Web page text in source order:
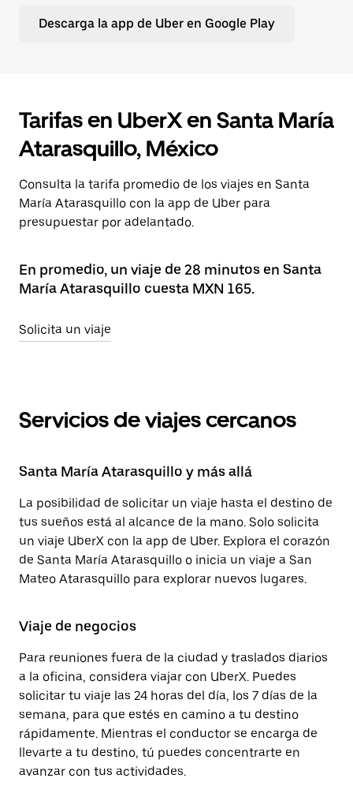
Descarga la app de Uber en Google Play
Tarifas en UberX en Santa María
Atarasquillo, México
Consulta la tarifa promedio de los viajes en Santa
María Atarasquillo con la app de Uber para
presupuestar por adelantado.
En promedio, un viaje de 28 minutos en Santa
María Atarasquillo cuesta MXN 165.
Solicita un viaje
Servicios de viajes cercanos
Santa María Atarasquillo y más allá
La posibilidad de solicitar un viaje hasta el destino de
tus sueños está al alcance de la mano. Solo solicita
un viaje UberX con la app de Uber. Explora el corazón
de Santa María Atarasquillo o inicia un viaje a San
Mateo Atarasquillo para explorar nuevos lugares.
Viaje de negocios
Para reuniones fuera de la ciudad y traslados diarios
a la oficina, considera viajar con UberX. Puedes
solicitar tu viaje las 24 horas del día, los 7 días de la
semana, para que estés en camino a tu destino
rápidamente. Mientras el conductor se encarga de
llevarte a tu destino, tú puedes concentrarte en
avanzar con tus actividades.